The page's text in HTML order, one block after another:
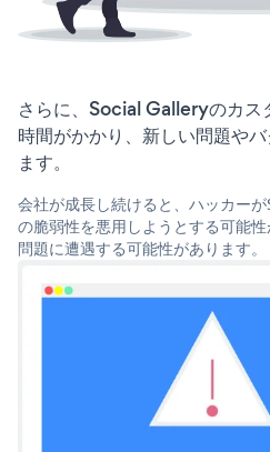
さらに、Social Galleryのカス
時間がかかり、新しい問題や
ます。
会社が成長し続けると、ハッカー
の脆弱性を悪用しようとする可能
問題に遭遇する可能性があります。